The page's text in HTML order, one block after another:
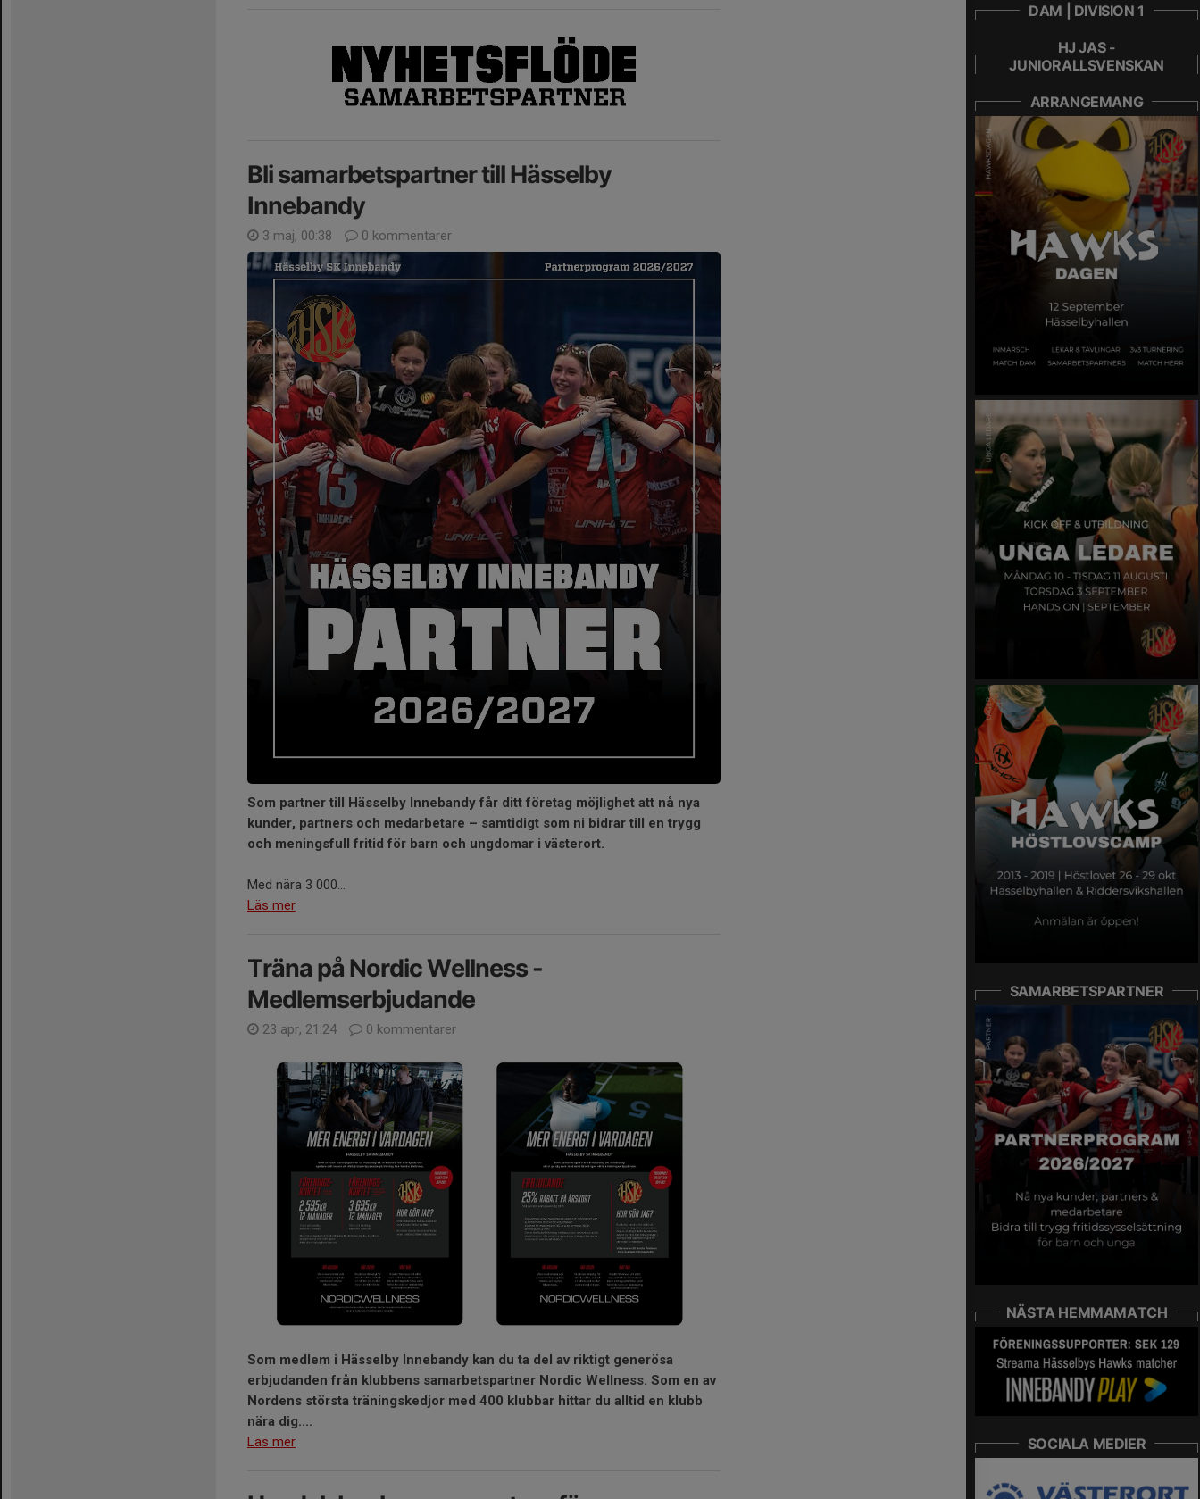
Bli samarbetspartner till Hässelby
Innebandy
3 maj, 00:38 0 kommentarer
Som partner till Hässelby Innebandy får ditt företag möjlighet att nå nya
kunder, partners och medarbetare – samtidigt som ni bidrar till en trygg
och meningsfull fritid för barn och ungdomar i västerort.
Med nära 3 000...
Läs mer
Träna på Nordic Wellness -
Medlemserbjudande
23 apr, 21:24 0 kommentarer
Som medlem i Hässelby Innebandy kan du ta del av riktigt generösa
erbjudanden från klubbens samarbetspartner Nordic Wellness. Som en av
Nordens största träningskedjor med 400 klubbar hittar du alltid en klubb
nära dig....
Läs mer
DAM | DIVISION 1
HJ JAS -
JUNIORALLSVENSKAN
ARRANGEMANG
SAMARBETSPARTNER
NÄSTA HEMMAMATCH
SOCIALA MEDIER